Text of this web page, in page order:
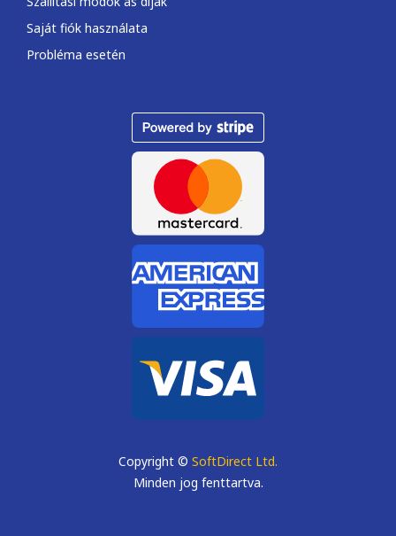
Saját fiók használata
Probléma esetén
Copyright © SoftDirect Ltd.
Minden jog fenttartva.